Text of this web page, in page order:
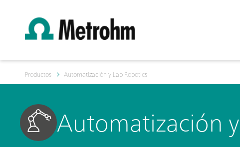
Productos Automatización y Lab Robotics
Automatización